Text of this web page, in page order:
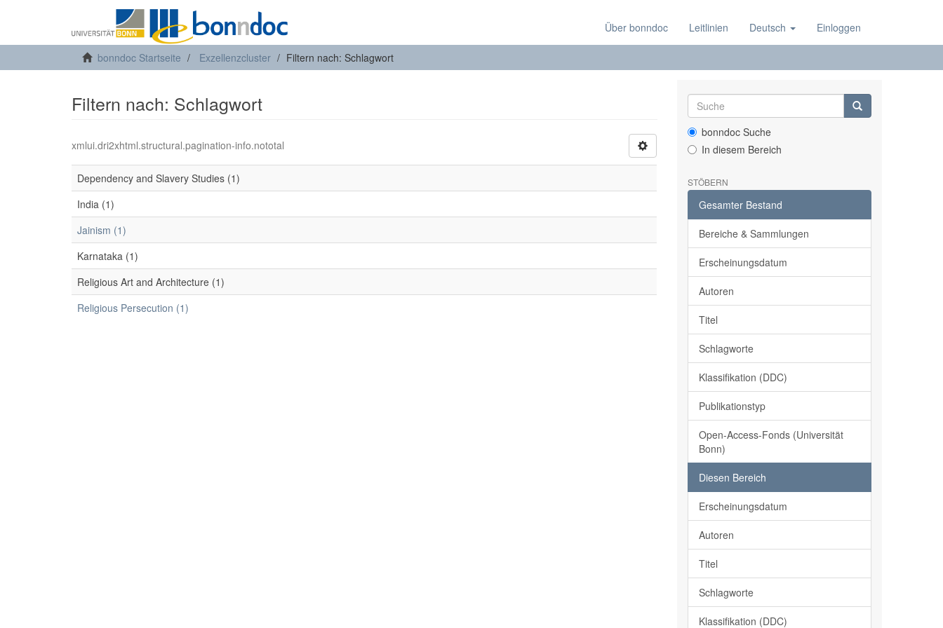
Über bonndoc Leitlinien Deutsch Einloggen
bonndoc Startseite Exzellenzcluster Filtern nach: Schlagwort
Filtern nach: Schlagwort
xmlui.dri2xhtml.structural.pagination-info.nototal
Dependency and Slavery Studies (1)
India (1)
Jainism (1)
Karnataka (1)
Religious Art and Architecture (1)
Religious Persecution (1)
bonndoc Suche
In diesem Bereich
STÖBERN
Gesamter Bestand
Bereiche & Sammlungen
Erscheinungsdatum
Autoren
Titel
Schlagworte
Klassifikation (DDC)
Publikationstyp
Open-Access-Fonds (Universität
Bonn)
Diesen Bereich
Erscheinungsdatum
Autoren
Titel
Schlagworte
Klassifikation (DDC)